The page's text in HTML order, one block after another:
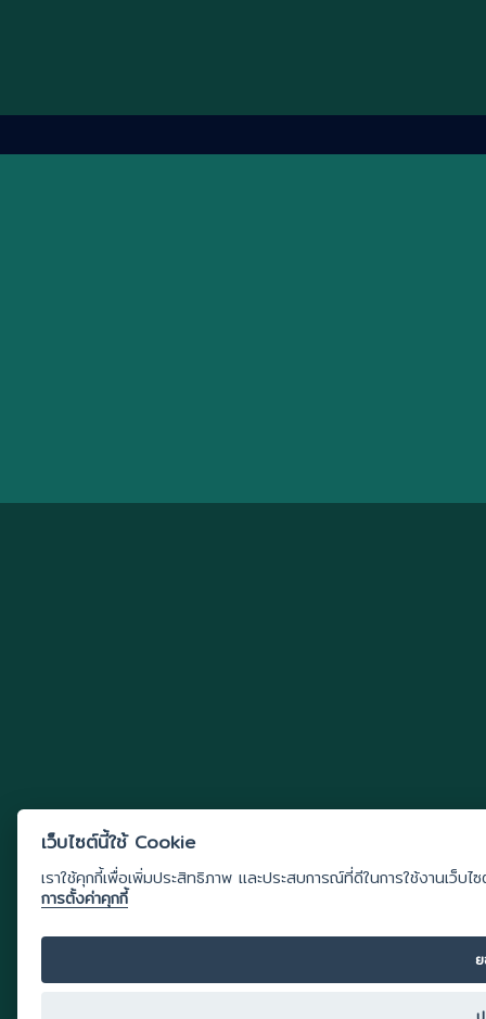
เว็บไซต์นี้ใช้ Cookie
เราใช้คุกกี้เพื่อเพิ่มประสิทธิภาพ และประสบการณ์ที่ดีในการใช้งานเว็
การตั้งค่าคุกกี้